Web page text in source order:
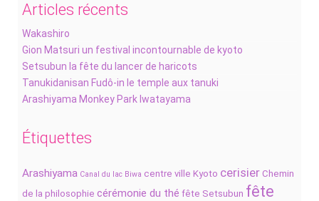
Articles récents
Wakashiro
Gion Matsuri un festival incontournable de kyoto
Setsubun la fête du lancer de haricots
Tanukidanisan Fudô-in le temple aux tanuki
Arashiyama Monkey Park Iwatayama
Étiquettes
Arashiyama Canal du lac Biwa centre ville Kyoto cerisier Chemin
de la philosophie cérémonie du thé fête Setsubun fête